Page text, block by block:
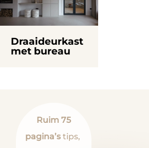
Draaideurkast
met bureau
Ruim 75
pagina’s tips,